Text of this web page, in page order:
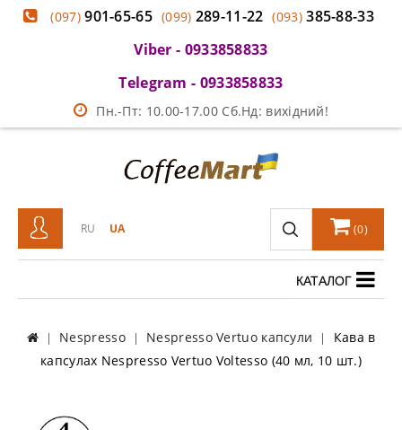
(097)901-65-65 (099) 289-11-22 (093)385-88-33
Viber - 0933858833
Telegram - 0933858833
Пн.-Пт: 10.00-17.00 Сб.Нд: вихідний!
RU UA (0)
КАТАЛОГ
Nespresso Nespresso Vertuo капсули
Кава в
капсулах Nespresso Vertuo Voltesso (40 мл, 10 шт.)